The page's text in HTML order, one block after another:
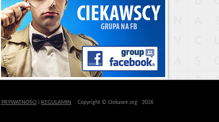
PRYWATNOŚCI i REGULAMIN Copyright © Ciekawe.org 2026